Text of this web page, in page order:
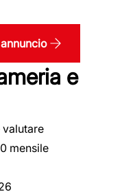
e
valutare
mensile